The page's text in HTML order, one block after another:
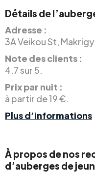
Détails de
Adresse :
3A Veikou St,
Note des clients :
4.7 sur 5.
Prix par nuit :
à partir de 19 €.
Plus d’informations
À propos de nos
d’auberges de